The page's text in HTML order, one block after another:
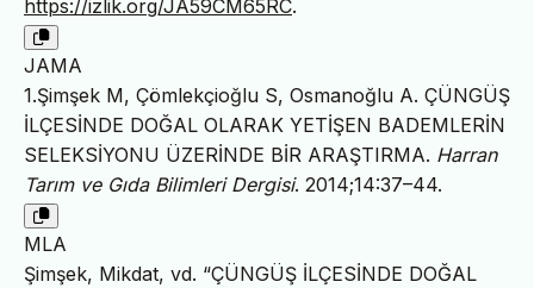
https://izlik.org/JA59CM65RC.
JAMA
1.Şimşek M, Çömlekçioğlu S, Osmanoğlu A. ÇÜNGÜŞ
İLÇESİNDE DOĞAL OLARAK YETİŞEN BADEMLERİN
SELEKSİYONU ÜZERİNDE BİR ARAŞTIRMA. Harran
Tarım ve Gıda Bilimleri Dergisi. 2014;14:37–44.
MLA
Şimşek, Mikdat, vd. “ÇÜNGÜŞ İLÇESİNDE DOĞAL